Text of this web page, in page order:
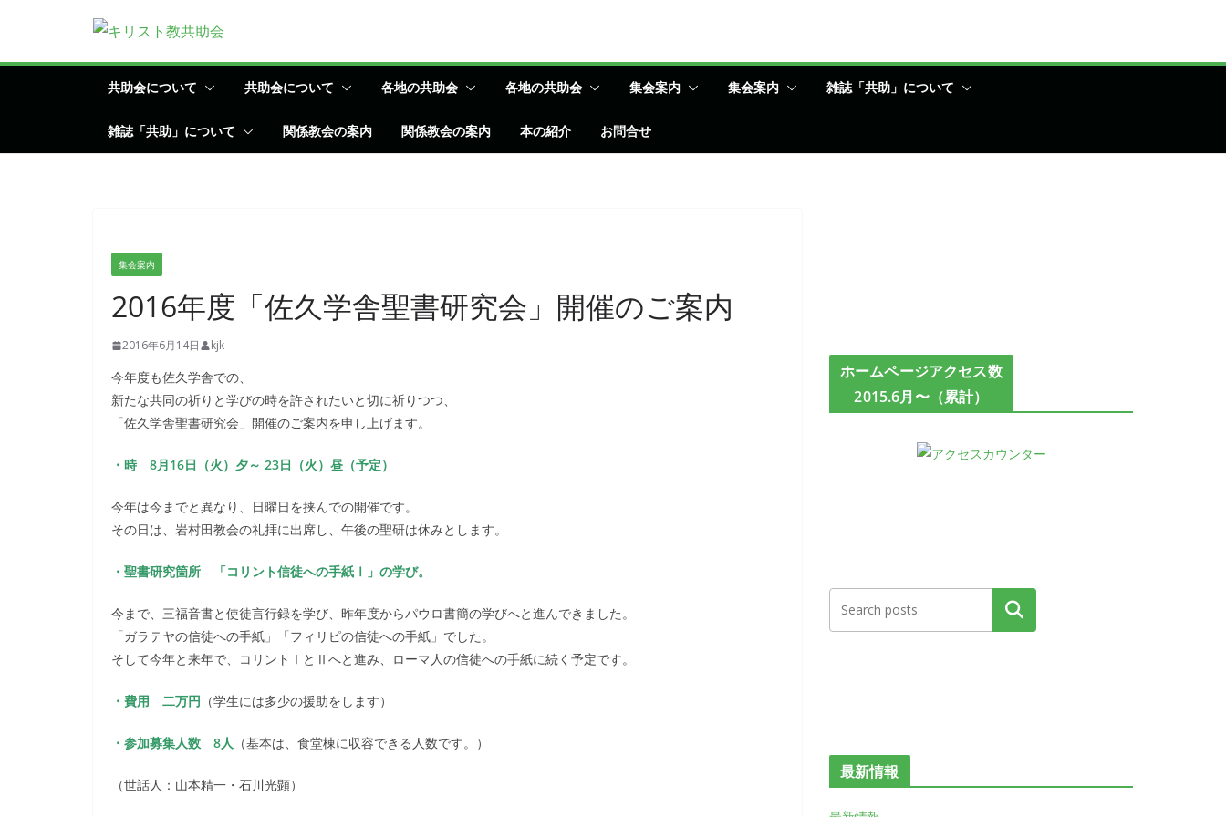
テ
共助会について 共助会について 各地の共助会 各地の共助会 集会案内 集会案内 雑誌「共助」について
雑誌「共助」について 関係教会の案内 関係教会の案内 本の紹介 お問合せ
集会案内
2016年度「佐久学舎聖書研究会」開催のご案内
2016年6月14日 kjk
今年度も佐久学舎での、
新たな共同の祈りと学びの時を許されたいと切に祈りつつ、
「佐久学舎聖書研究会」開催のご案内を申し上げます。
・時 8月16日（火）夕～ 23日（火）昼（予定）
今年は今までと異なり、日曜日を挟んでの開催です。
その日は、岩村田教会の礼拝に出席し、午後の聖研は休みとします。
・聖書研究箇所 「コリント信徒への手紙Ⅰ」の学び。
今まで、三福音書と使徒言行録を学び、昨年度からパウロ書簡の学びへと進んできました。
「ガラテヤの信徒への手紙」「フィリピの信徒への手紙」でした。
そして今年と来年で、コリントⅠとⅡへと進み、ローマ人の信徒への手紙に続く予定です。
・費用 二万円 （学生には多少の援助をします）
・参加募集人数 8人 （基本は、食堂棟に収容できる人数です。）
（世話人：山本精一・石川光顕）
ホームページアクセス数
2015.6月〜（累計）
検索
最新情報